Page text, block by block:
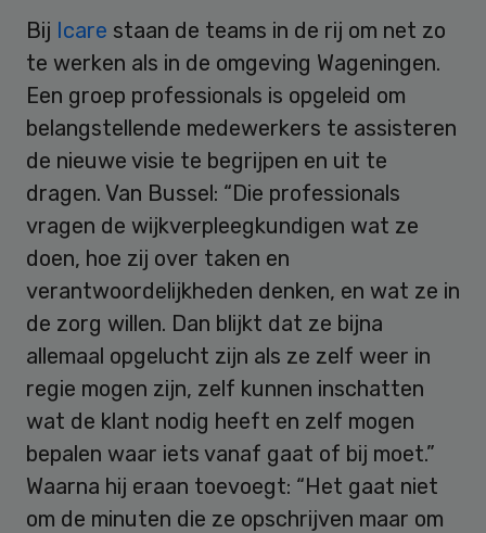
Bij Icare staan de teams in de rij om net zo
te werken als in de omgeving Wageningen.
Een groep professionals is opgeleid om
belangstellende medewerkers te assisteren
de nieuwe visie te begrijpen en uit te
dragen. Van Bussel: “Die professionals
vragen de wijkverpleegkundigen wat ze
doen, hoe zij over taken en
verantwoordelijkheden denken, en wat ze in
de zorg willen. Dan blijkt dat ze bijna
allemaal opgelucht zijn als ze zelf weer in
regie mogen zijn, zelf kunnen inschatten
wat de klant nodig heeft en zelf mogen
bepalen waar iets vanaf gaat of bij moet.”
Waarna hij eraan toevoegt: “Het gaat niet
om de minuten die ze opschrijven maar om